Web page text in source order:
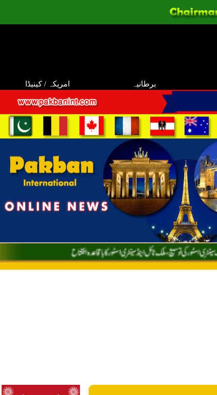
امریکہ / کینیڈا برطانیہ